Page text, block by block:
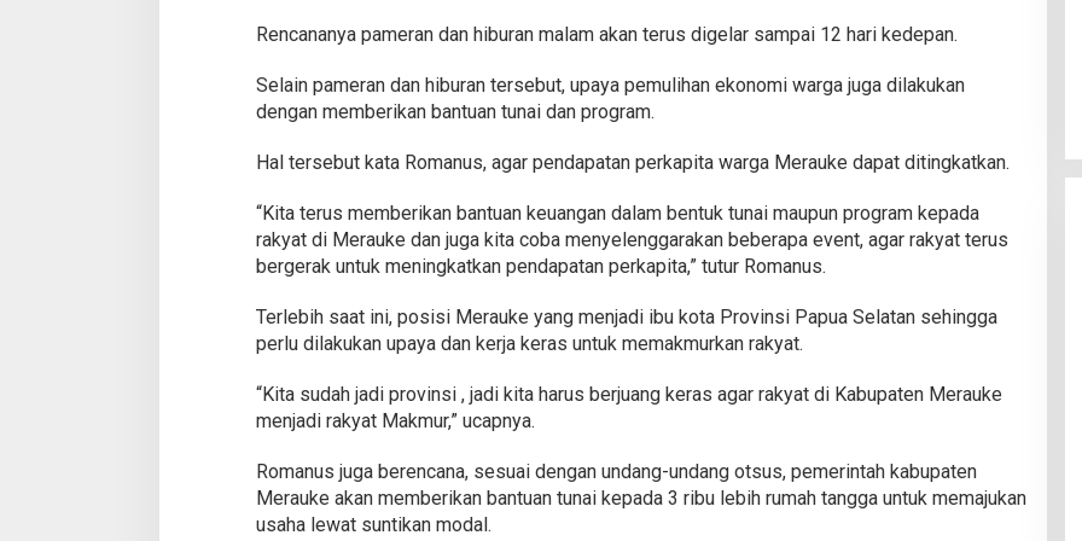
Rencananya pameran dan hiburan malam akan terus digelar sampai 12 hari kedepan.
Selain pameran dan hiburan tersebut, upaya pemulihan ekonomi warga juga dilakukan
dengan memberikan bantuan tunai dan program.
Hal tersebut kata Romanus, agar pendapatan perkapita warga Merauke dapat ditingkatkan.
“Kita terus memberikan bantuan keuangan dalam bentuk tunai maupun program kepada
rakyat di Merauke dan juga kita coba menyelenggarakan beberapa event, agar rakyat terus
bergerak untuk meningkatkan pendapatan perkapita,” tutur Romanus.
Terlebih saat ini, posisi Merauke yang menjadi ibu kota Provinsi Papua Selatan sehingga
perlu dilakukan upaya dan kerja keras untuk memakmurkan rakyat.
“Kita sudah jadi provinsi , jadi kita harus berjuang keras agar rakyat di Kabupaten Merauke
menjadi rakyat Makmur,” ucapnya.
Romanus juga berencana, sesuai dengan undang-undang otsus, pemerintah kabupaten
Merauke akan memberikan bantuan tunai kepada 3 ribu lebih rumah tangga untuk memajukan
usaha lewat suntikan modal.
Penyelesaian Tanah di Muting dan
Di Pemerintahan | 5 Agustus 2026